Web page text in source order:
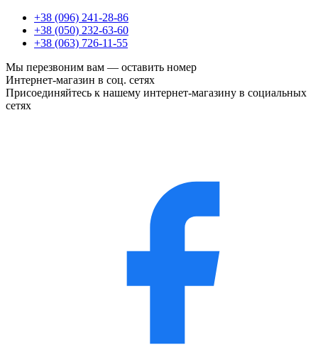
+38 (096) 241-28-86
+38 (050) 232-63-60
+38 (063) 726-11-55
Мы перезвоним вам — оставить номер
Интернет-магазин в соц. сетях
Присоединяйтесь к нашему интернет-магазину в социальных
сетях